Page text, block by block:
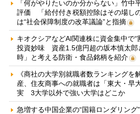
「何がやりたいのか分からない」竹中
評価 「給付付き税額控除はその場し
は“社会保障制度の改革議論”と指摘
キオクシアなどAI関連株に資金集中で“
投資妙味 資産1.5億円超の坂本慎太郎
時」と考える防衛・食品銘柄を紹介
《商社の大学別就職者数ランキングを
産、住友商事への就職者は「東大・早
実 3大学以外で強い大学はどこか
急増する中国企業の“国籍ロンダリング